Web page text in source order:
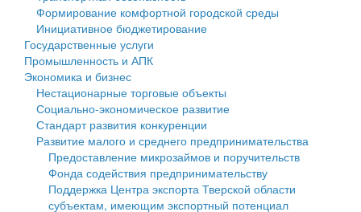
Государственные услуги
Промышленность и АПК
Экономика и бизнес
Символика
Устав
Гостям округа
Туризм
Культура
Образование
муниципального округа Тверской области
Администрация Кашинского муниципального округа
Тверской области
Управление сельскими территориями
Открытые данные
Работа с обращениями граждан
Финансовое управление
Бюджет для граждан
Имущество
Выявление правообладателей ранее учтенных
объектов недвижимости
Имущественная поддержка субъектов малого и
Формирование комфортной городской среды
Инициативное бюджетирование
Государственные услуги
Промышленность и АПК
Экономика и бизнес
Нестационарные торговые объекты
Социально-экономическое развитие
Стандарт развития конкуренции
Развитие малого и среднего предпринимательства
Предоставление микрозаймов и поручительств
Фонда содействия предпринимательству
Поддержка Центра экспорта Тверской области
субъектам, имеющим экспортный потенциал